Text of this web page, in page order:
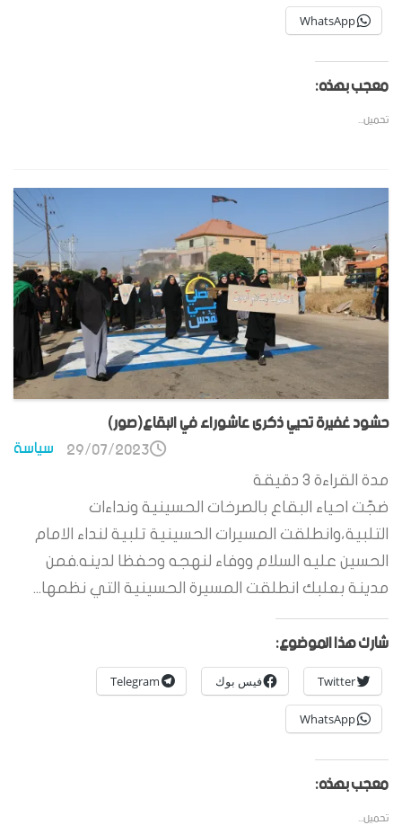
WhatsApp
معجب بهذه:
تحميل...
حشود غفيرة تحيي ذكرى عاشوراء في البقاع(صور)
سياسة 29/07/2023
مدة القراءة 3 دقيقة
ضجّت احياء البقاع بالصرخات الحسينية ونداءات
التلبية،وانطلقت المسيرات الحسينية تلبية لنداء الامام
الحسين عليه السلام ووفاء لنهجه وحفظا لدينه.فمن
مدينة بعلبك انطلقت المسيرة الحسينية التي نظمها...
شارك هذا الموضوع:
Twitter فيس بوك Telegram
WhatsApp
معجب بهذه:
تحميل...